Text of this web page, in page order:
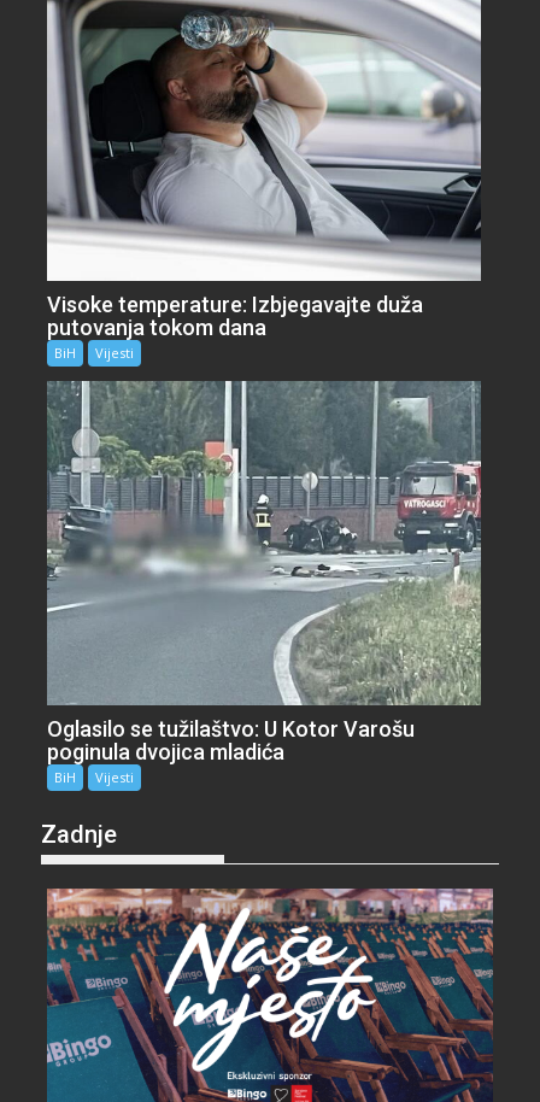
Visoke temperature: Izbjegavajte duža
putovanja tokom dana
BiH Vijesti
Oglasilo se tužilaštvo: U Kotor Varošu
poginula dvojica mladića
BiH Vijesti
Zadnje